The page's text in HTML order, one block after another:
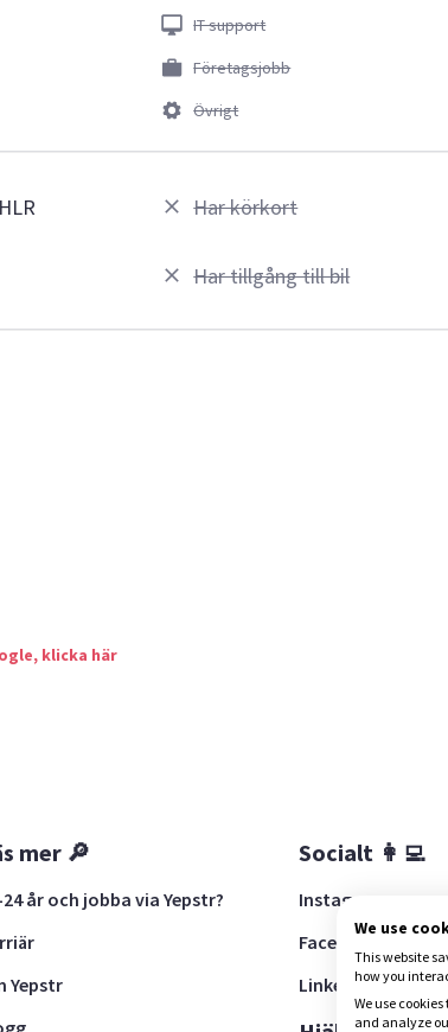
IT support
Företagsjobb
Övrigt
Har körkort
Har tillgång till bil
klicka här
mer 🔎
24 år och jobba via Yepstr?
Yepstr
Socialt 👩‍💻
Instagram
Facebook
LinkedIn
We use
This website
how you
We use
and analyze